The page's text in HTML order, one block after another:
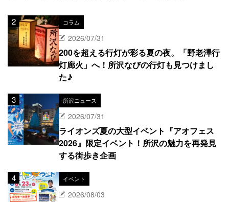
コラム
2026/07/31
200を超える行灯が彩る夏の夜。「野老澤行
灯廊火」へ！所沢なびの行灯も見つけまし
た♪
所沢ニュース
2026/07/31
ライオンズ夏の大型イベント『アオフェス
2026』限定イベント！所沢の魅力を再発見
する街歩き企画
イベント
2026/08/03